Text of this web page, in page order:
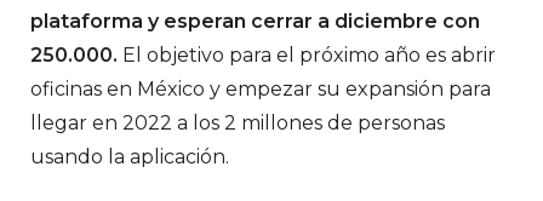
plataforma y esperan cerrar a diciembre con
250.000. El objetivo para el próximo año es abrir
oficinas en México y empezar su expansión para
llegar en 2022 a los 2 millones de personas
usando la aplicación.